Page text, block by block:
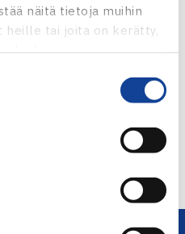
näitä tietoja muihin
heille tai joita on kerätty,